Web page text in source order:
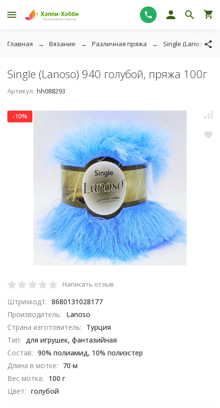
Главная Вязание Различная пряжа Single (Lanoso)
Single (Lanoso) 940 голубой, пряжа 100г
Артикул: hh088293
-10%
Написать отзыв
Штрихкод1: 8680131028177
Производитель:
Lanoso
Страна изготовитель:
Турция
Тип: для игрушек, фантазийная
Состав: 90% полиамид, 10% полиэстер
Длина в мотке:
70 м
Вес мотка:
100 г
Цвет: голубой